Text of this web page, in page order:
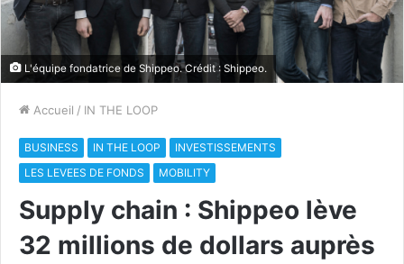
L'équipe fondatrice de Shippeo. Crédit : Shippeo.
Accueil / IN THE LOOP
BUSINESS IN THE LOOP
INVESTISSEMENTS
LES LEVEES DE FONDS
MOBILITY
Supply chain : Shippeo lève
32 millions de dollars auprès